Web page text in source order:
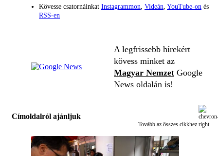
Kövesse csatornáinkat Instagrammon Videán YouTube-on és
RSS-en
A legfrissebb hírekért
kövess minket az
Magyar Nemzet Google
News oldalán is!
Címoldalról ajánljuk
Tovább az összes cikkhez